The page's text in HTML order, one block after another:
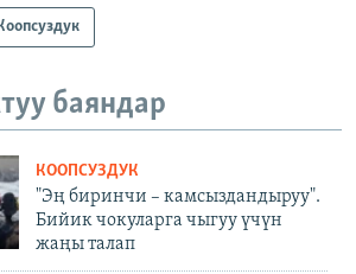
Коопсуздук
баяндар
КООПСУЗДУК
"Эң биринчи – камсыздандыруу".
Бийик чокуларга чыгуу үчүн
жаңы талап